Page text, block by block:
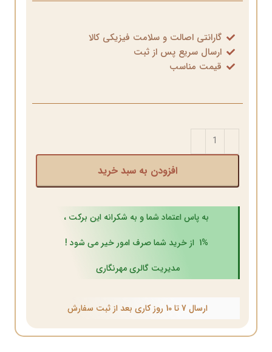
گارانتی اصالت و سلامت فیزیکی کالا
ارسال سریع پس از ثبت
قیمت مناسب
افزودن به سبد خرید
به پاس اعتماد شما و به شکرانه این برکت ،
1% از خرید شما صرف امور خیر می شود !
مدیریت گالری مهرنگاری
ارسال 7 تا 10 روز کاری بعد از ثبت سفارش